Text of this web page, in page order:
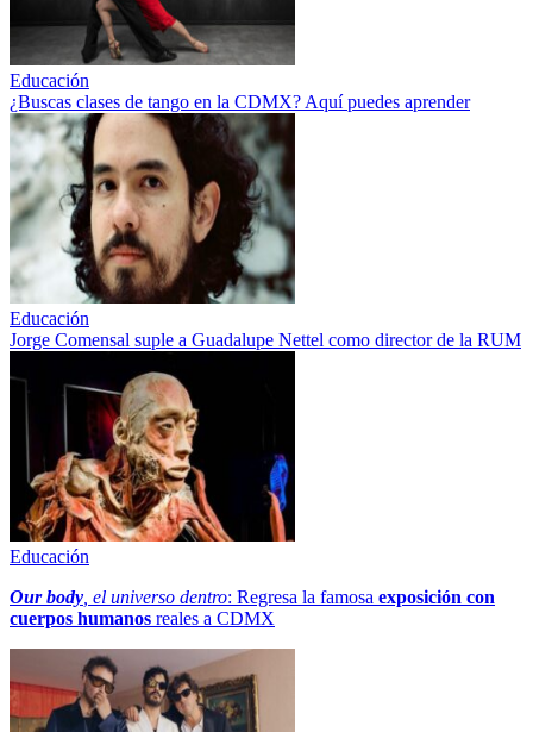
Educación
¿Buscas clases de tango en la CDMX? Aquí puedes aprender
Educación
Jorge Comensal suple a Guadalupe Nettel como director de la RUM
Educación
Our body , el universo dentro: Regresa la famosa exposición con
cuerpos humanos reales a CDMX